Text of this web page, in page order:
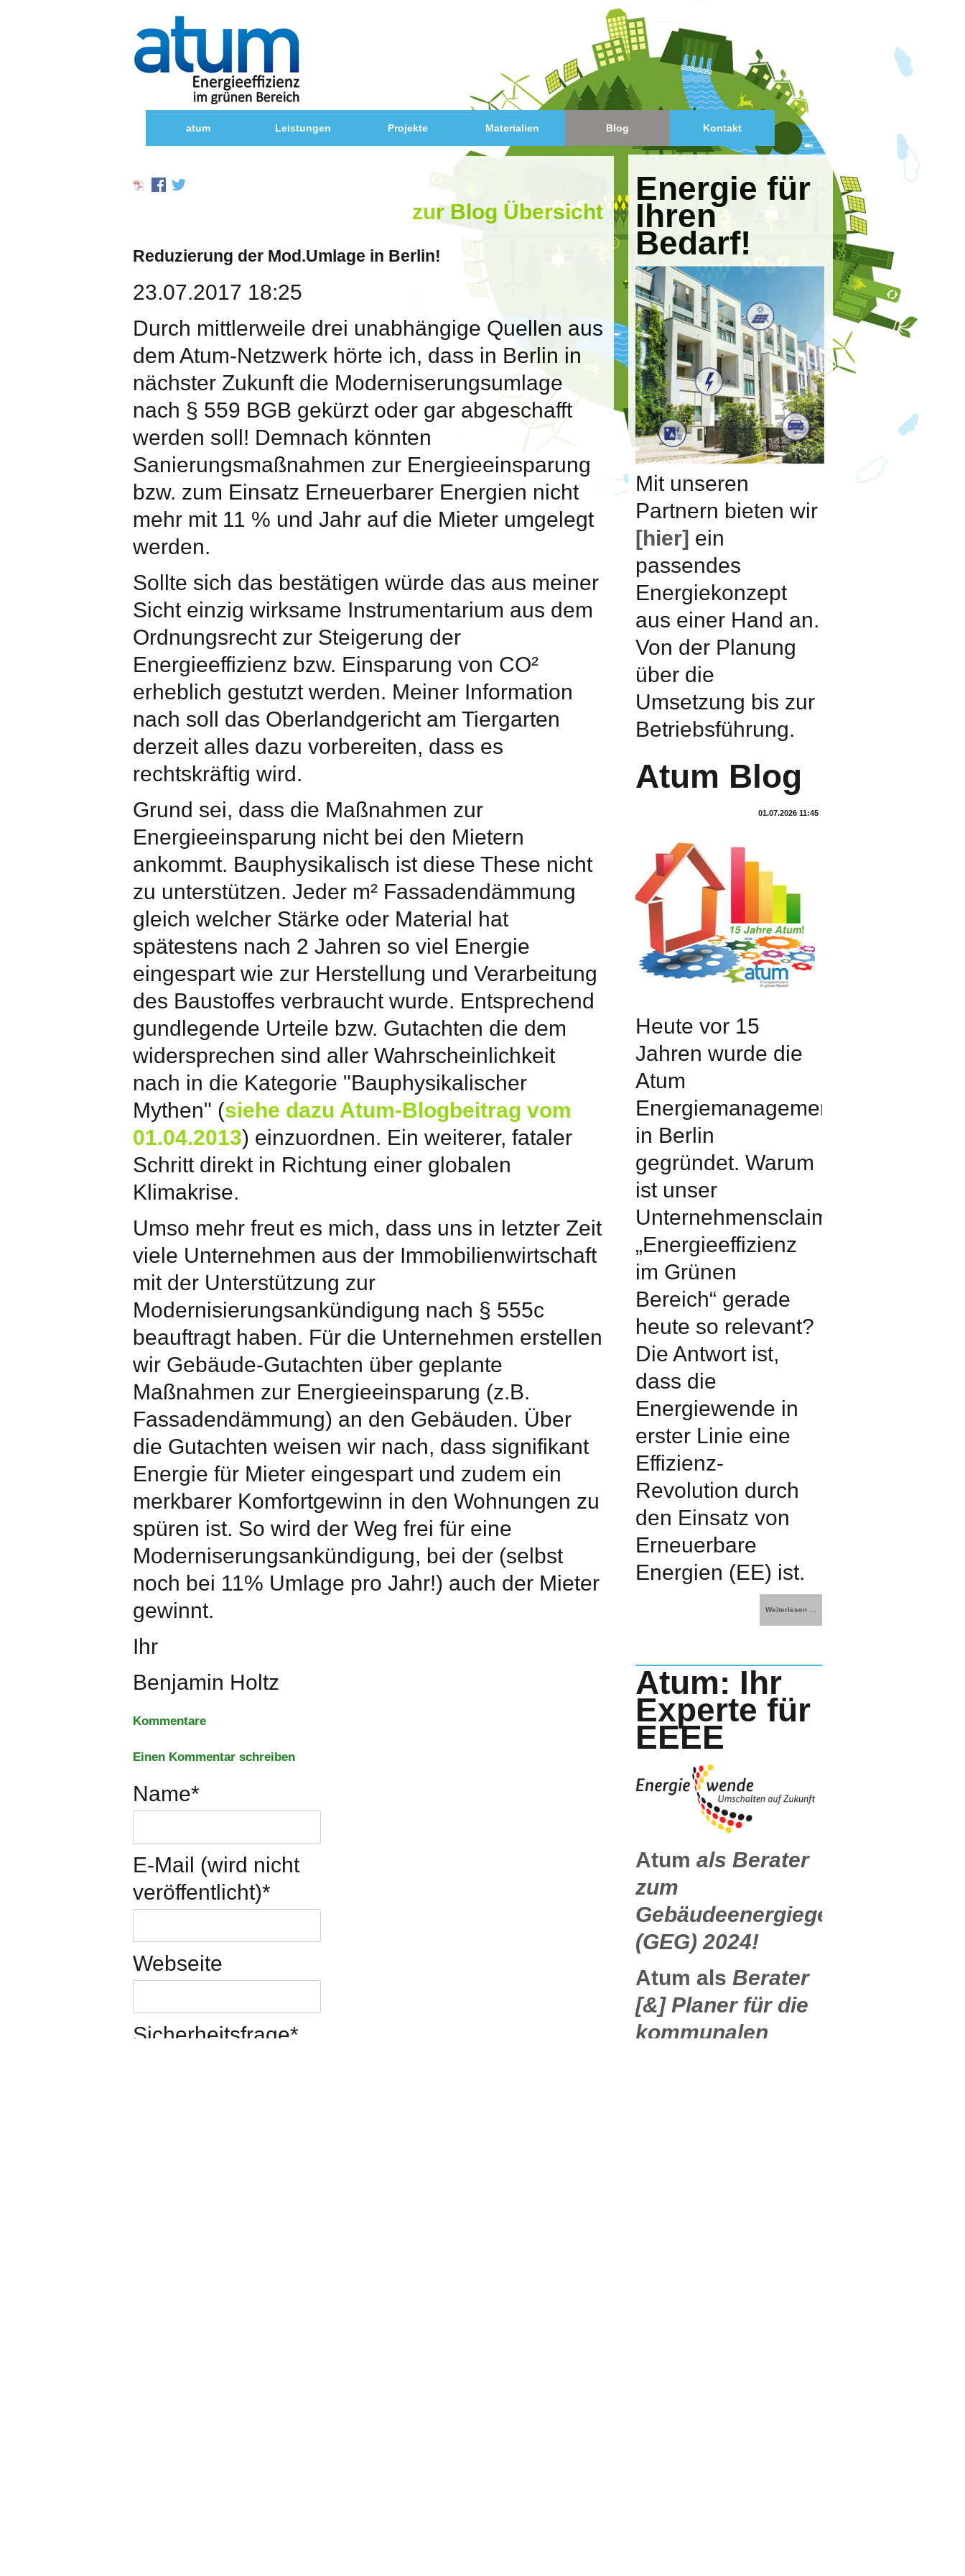
atum Leistungen Projekte Materialien Blog Kontakt
zur Blog Übersicht
Reduzierung der Mod.Umlage in Berlin!
23.07.2017 18:25
Durch mittlerweile drei unabhängige Quellen aus
dem Atum-Netzwerk hörte ich, dass in Berlin in
nächster Zukunft die Moderniserungsumlage
nach § 559 BGB gekürzt oder gar abgeschafft
werden soll! Demnach könnten
Sanierungsmaßnahmen zur Energieeinsparung
bzw. zum Einsatz Erneuerbarer Energien nicht
mehr mit 11 % und Jahr auf die Mieter umgelegt
werden.
Sollte sich das bestätigen würde das aus meiner
Sicht einzig wirksame Instrumentarium aus dem
Ordnungsrecht zur Steigerung der
Energieeffizienz bzw. Einsparung von CO²
erheblich gestutzt werden. Meiner Information
nach soll das Oberlandgericht am Tiergarten
derzeit alles dazu vorbereiten, dass es
rechtskräftig wird.
Grund sei, dass die Maßnahmen zur
Energieeinsparung nicht bei den Mietern
ankommt. Bauphysikalisch ist diese These nicht
zu unterstützen. Jeder m² Fassadendämmung
gleich welcher Stärke oder Material hat
spätestens nach 2 Jahren so viel Energie
eingespart wie zur Herstellung und Verarbeitung
des Baustoffes verbraucht wurde. Entsprechend
gundlegende Urteile bzw. Gutachten die dem
widersprechen sind aller Wahrscheinlichkeit
nach in die Kategorie "Bauphysikalischer
Mythen" (siehe dazu Atum-Blogbeitrag vom
01.04.2013) einzuordnen. Ein weiterer, fataler
Schritt direkt in Richtung einer globalen
Klimakrise.
Umso mehr freut es mich, dass uns in letzter Zeit
viele Unternehmen aus der Immobilienwirtschaft
mit der Unterstützung zur
Modernisierungsankündigung nach § 555c
beauftragt haben. Für die Unternehmen erstellen
wir Gebäude-Gutachten über geplante
Maßnahmen zur Energieeinsparung (z.B.
Fassadendämmung) an den Gebäuden. Über
die Gutachten weisen wir nach, dass signifikant
Energie für Mieter eingespart und zudem ein
merkbarer Komfortgewinn in den Wohnungen zu
spüren ist. So wird der Weg frei für eine
Moderniserungsankündigung, bei der (selbst
noch bei 11% Umlage pro Jahr!) auch der Mieter
gewinnt.
Ihr
Benjamin Holtz
Kommentare
Einen Kommentar schreiben
Name*
E-Mail (wird nicht
veröffentlicht)*
Webseite
Sicherheitsfrage*
Energie für
Ihren
Bedarf!
Mit unseren
Partnern bieten wir
[hier] ein
passendes
Energiekonzept
aus einer Hand an.
Von der Planung
über die
Umsetzung bis zur
Betriebsführung.
Atum Blog
01.07.2026 11:45
Heute vor 15
Jahren wurde die
Atum
Energiemanagement
in Berlin
gegründet. Warum
ist unser
Unternehmensclaim
„Energieeffizienz
im Grünen
Bereich“ gerade
heute so relevant?
Die Antwort ist,
dass die
Energiewende in
erster Linie eine
Effizienz-
Revolution durch
den Einsatz von
Erneuerbare
Energien (EE) ist.
Weiterlesen …
Atum: Ihr
Experte für
EEEE
Atum als Berater
zum
Gebäudeenergiegesetz
(GEG) 2024!
Atum als Berater
[&] Planer für die
kommunalen